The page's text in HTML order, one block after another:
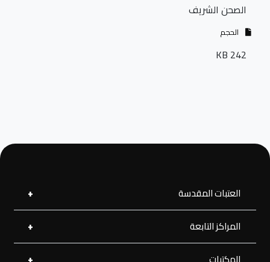
الصحن الشريف
الحجم
242 KB
العتبات المقدسة
العتبة العلوية المقدسة
العتبة الحسينية المقدسة
المراكز التابعة